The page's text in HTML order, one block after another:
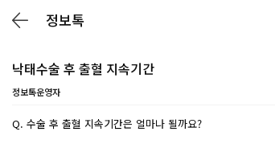
정보톡
낙태수술 후 출혈 지속기간
정보톡운영자
Q. 수술 후 출혈 지속기간은 얼마나 될까요?